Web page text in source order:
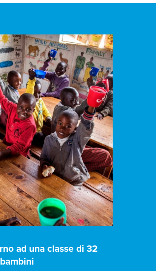
ad una classe di 32
bambini